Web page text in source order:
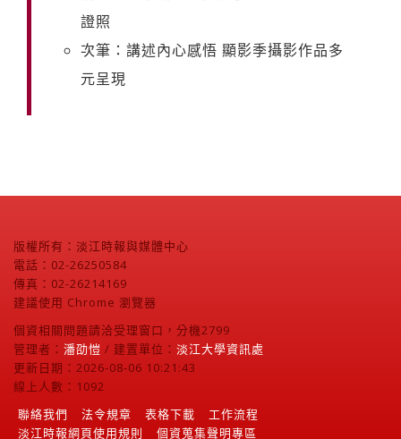
證照
次筆：講述內心感悟 顯影季攝影作品多
元呈現
版權所有：淡江時報與媒體中心
電話：02-26250584
傳真：02-26214169
建議使用 Chrome 瀏覽器
個資相關問題請洽受理窗口，分機2799
管理者： 潘劭愷 / 建置單位： 淡江大學資訊處
更新日期：2026-08-06 10:21:43
線上人數：1092
聯絡我們
法令規章 表格下載
工作流程
淡江時報網頁使用規則
個資蒐集聲明專區